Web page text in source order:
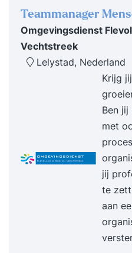
leerdoelen en de weg
staat. Tevens staan we
je klaar met onze
Vraag dan nu de gratis
mailadres en/of
neemt Supertrainer
de training vorm te
voor een groep? Dat
een voorstel op maat.
leidinggevenden en
leiderschap wil bezitten.
beschik je over tools en
zelfverzekerde en
Werkwijze van Supertrainer
(vrijblijvend)Jij krijgt de
Teammanager
Omgevingsdienst
Vechtstreek
Lelystad, Nederland
Krijg
Ben
met
jij
te
aan